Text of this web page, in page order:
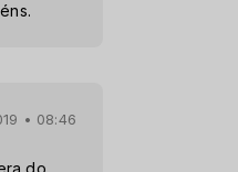
• 08:46
do